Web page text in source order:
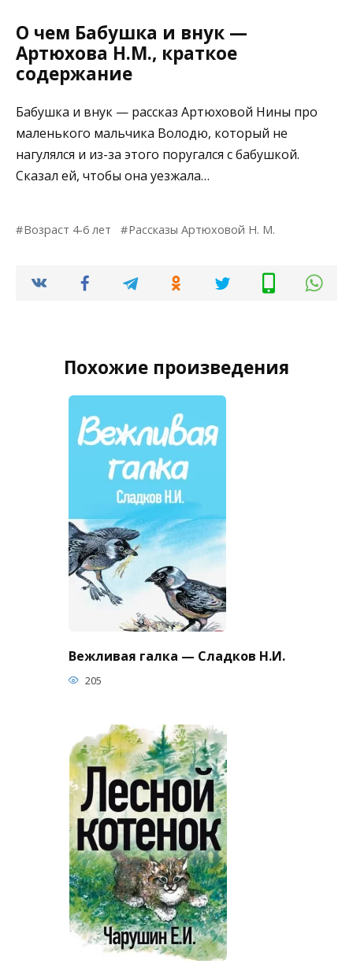
О чем Бабушка и внук —
Артюхова Н.М., краткое
содержание
Бабушка и внук — рассказ Артюховой Нины про
маленького мальчика Володю, который не
нагулялся и из-за этого поругался с бабушкой.
Сказал ей, чтобы она уезжала…
Возраст 4-6 лет Рассказы Артюховой Н. М.
Похожие произведения
Вежливая галка — Сладков Н.И.
205